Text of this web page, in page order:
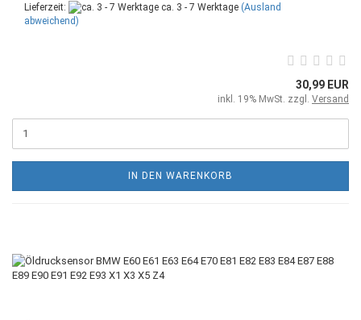
Lieferzeit: ca. 3 - 7 Werktage (Ausland
abweichend)
30,99 EUR
inkl. 19% MwSt. zzgl. Versand
IN DEN WARENKORB